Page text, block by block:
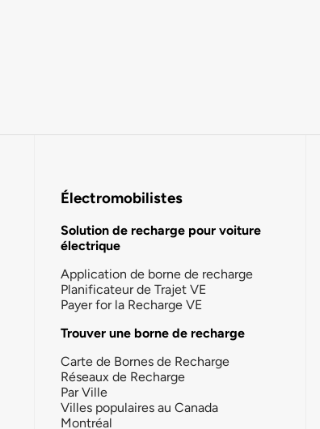
Électromobilistes
Solution de recharge pour voiture
électrique
Application de borne de recharge
Planificateur de Trajet VE
Payer for la Recharge VE
Trouver une borne de recharge
Carte de Bornes de Recharge
Réseaux de Recharge
Par Ville
Villes populaires au Canada
Montréal